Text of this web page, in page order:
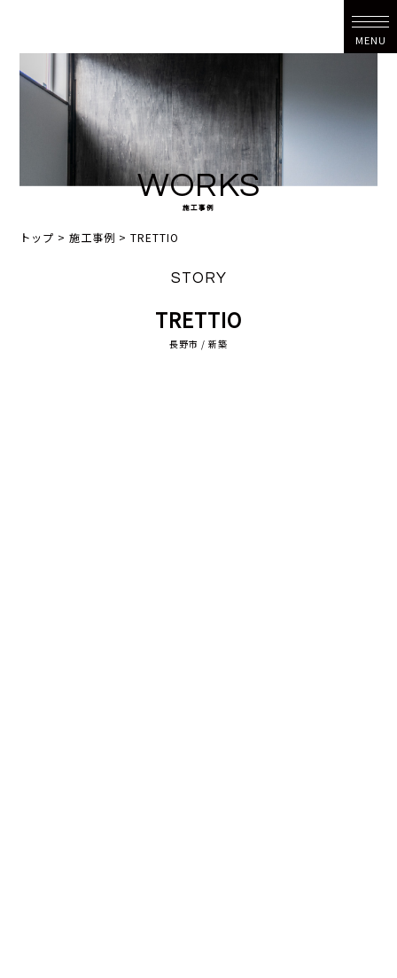
MENU
WORKS
施工事例
トップ >施工事例 >TRETTIO
STORY
TRETTIO
長野市 / 新築